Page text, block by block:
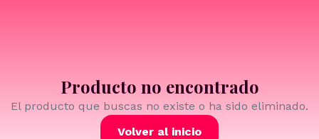
Producto no encontrado
El producto que buscas no existe o ha sido eliminado.
Volver al inicio